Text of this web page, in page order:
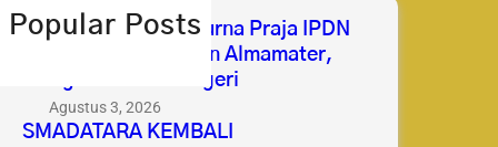
h
Popular Posts
Selamat & Sukses Purna Praja IPDN
2026 Membanggakan Almamater,
Mengabdi untuk Negeri
Agustus 3, 2026
SMADATARA KEMBALI